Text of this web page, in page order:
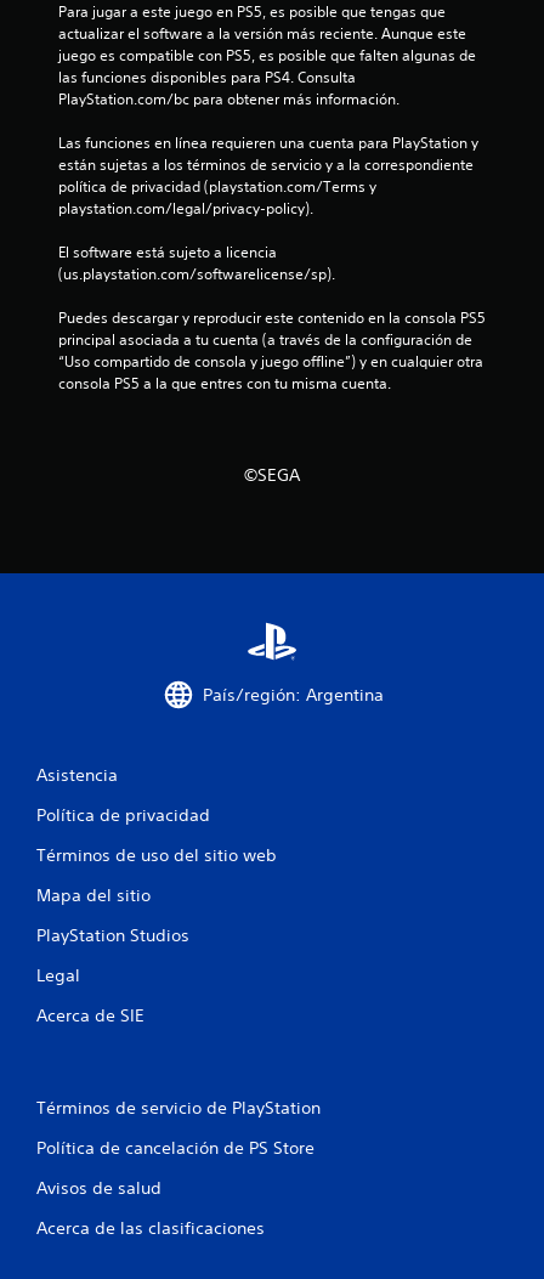
n
t
t
e
c
Para jugar a este juego en PS5, es posible que tengas que
actualizar el software a la versión más reciente. Aunque este
juego es compatible con PS5, es posible que falten algunas de
las funciones disponibles para PS4. Consulta
PlayStation.com/bc para obtener más información.
Las funciones en línea requieren una cuenta para PlayStation y
están sujetas a los términos de servicio y a la correspondiente
política de privacidad (playstation.com/Terms y
playstation.com/legal/privacy-policy).
El software está sujeto a licencia
(us.playstation.com/softwarelicense/sp).
Puedes descargar y reproducir este contenido en la consola PS5
principal asociada a tu cuenta (a través de la configuración de
“Uso compartido de consola y juego offline”) y en cualquier otra
consola PS5 a la que entres con tu misma cuenta.
©SEGA
País/región: Argentina
Asistencia
Política de privacidad
Términos de uso del sitio web
Mapa del sitio
PlayStation Studios
Legal
Acerca de SIE
Términos de servicio de PlayStation
Política de cancelación de PS Store
Avisos de salud
Acerca de las clasificaciones